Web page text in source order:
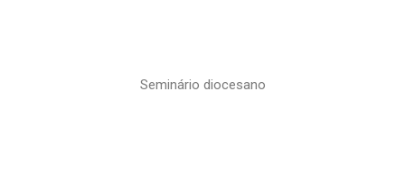
Seminário diocesano